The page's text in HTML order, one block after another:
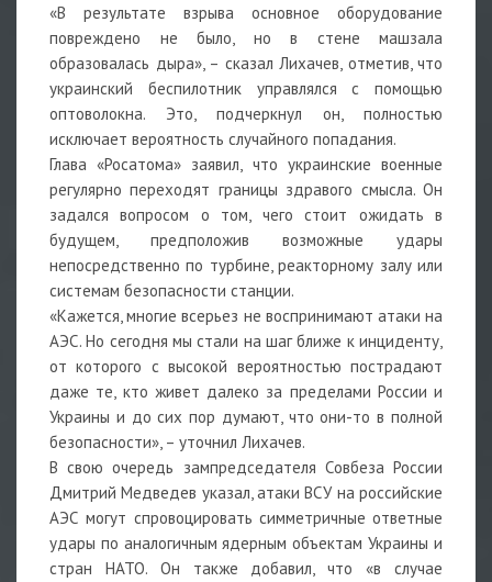
«В результате взрыва основное оборудование
повреждено не было, но в стене машзала
образовалась дыра», – сказал Лихачев, отметив, что
украинский беспилотник управлялся с помощью
оптоволокна. Это, подчеркнул он, полностью
исключает вероятность случайного попадания.
Глава «Росатома» заявил, что украинские военные
регулярно переходят границы здравого смысла. Он
задался вопросом о том, чего стоит ожидать в
будущем, предположив возможные удары
непосредственно по турбине, реакторному залу или
системам безопасности станции.
«Кажется, многие всерьез не воспринимают атаки на
АЭС. Но сегодня мы стали на шаг ближе к инциденту,
от которого с высокой вероятностью пострадают
даже те, кто живет далеко за пределами России и
Украины и до сих пор думают, что они-то в полной
безопасности», – уточнил Лихачев.
В свою очередь зампредседателя Совбеза России
Дмитрий Медведев указал, атаки ВСУ на российские
АЭС могут спровоцировать симметричные ответные
удары по аналогичным ядерным объектам Украины и
стран НАТО. Он также добавил, что «в случае